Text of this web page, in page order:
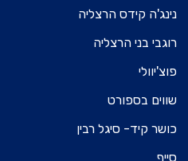
נינג'ה קידס הרצליה
רוגבי בני הרצליה
פוצ'יוולי
שווים בספורט
כושר קיד- סיגל רבין
סייף